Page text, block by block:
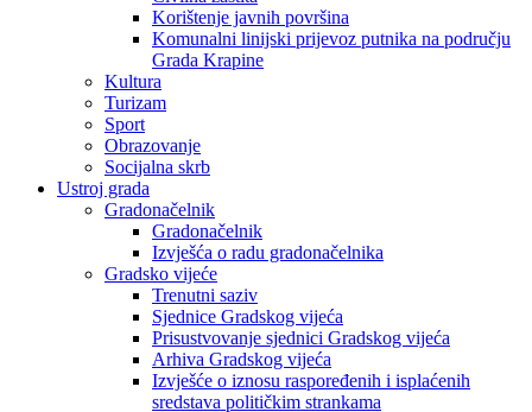
Korištenje javnih površina
Komunalni linijski prijevoz putnika na području
Grada Krapine
Kultura
Turizam
Sport
Obrazovanje
Socijalna skrb
Ustroj grada
Gradonačelnik
Gradonačelnik
Izvješća o radu gradonačelnika
Gradsko vijeće
Trenutni saziv
Sjednice Gradskog vijeća
Prisustvovanje sjednici Gradskog vijeća
Arhiva Gradskog vijeća
Izvješće o iznosu raspoređenih i isplaćenih
sredstava političkim strankama